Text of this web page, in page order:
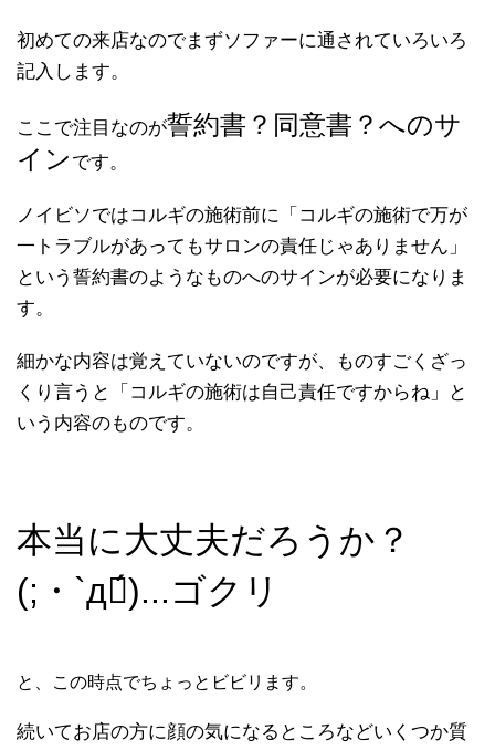
初めての来店なのでまずソファーに通されていろいろ
記入します。
ここで注目なのが誓約書？同意書？へのサ
イン です。
ノイビソではコルギの施術前に「コルギの施術で万が
一トラブルがあってもサロンの責任じゃありません」
という誓約書のようなものへのサインが必要になりま
す。
細かな内容は覚えていないのですが、ものすごくざっ
くり言うと「コルギの施術は自己責任ですからね」と
いう内容のものです。
本当に大丈夫だろうか？
(;・`д・́)...ゴクリ
と、この時点でちょっとビビリます。
続いてお店の方に顔の気になるところなどいくつか質